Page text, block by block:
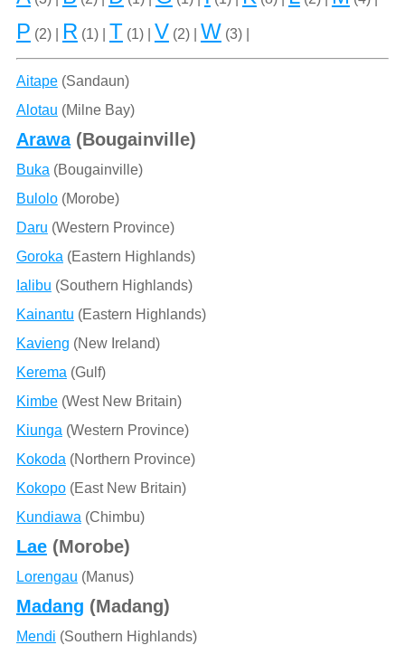
P (2) | R (1) | T (1) | V (2) | W (3) |
Aitape(Sandaun)
Alotau (Milne Bay)
Arawa(Bougainville)
Buka (Bougainville)
Bulolo(Morobe)
Daru (Western Province)
Goroka (Eastern Highlands)
Ialibu (Southern Highlands)
Kainantu (Eastern Highlands)
Kavieng (New Ireland)
Kerema (Gulf)
Kimbe(West New Britain)
Kiunga (Western Province)
Kokoda (Northern Province)
Kokopo(East New Britain)
Kundiawa (Chimbu)
Lae(Morobe)
Lorengau (Manus)
Madang (Madang)
Mendi (Southern Highlands)